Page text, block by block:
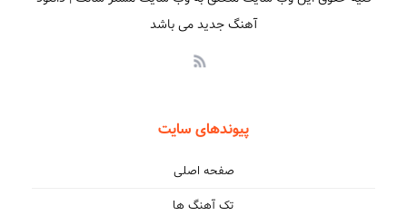
آهنگ جدید می باشد
پیوندهای سایت
صفحه اصلی
تک آهنگ ها